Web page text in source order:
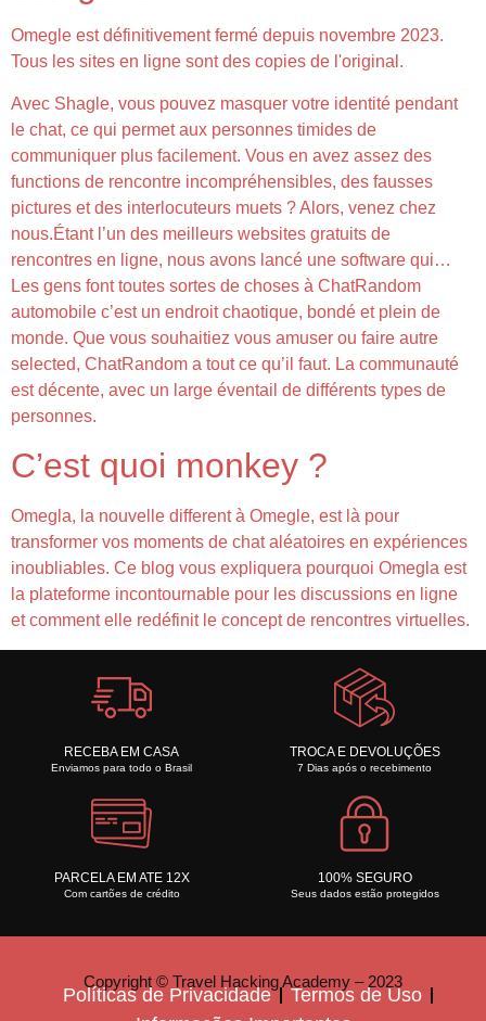
Omegle est définitivement fermé depuis novembre 2023.
Tous les sites en ligne sont des copies de l'original.
Avec Shagle, vous pouvez masquer votre identité pendant
le chat, ce qui permet aux personnes timides de
communiquer plus facilement. Vous en avez assez des
functions de rencontre incompréhensibles, des fausses
pictures et des interlocuteurs muets ? Alors, venez chez
nous.Étant l’un des meilleurs websites gratuits de
rencontres en ligne, nous avons lancé une software qui…
Les gens font toutes sortes de choses à ChatRandom
automobile c’est un endroit chaotique, bondé et plein de
monde. Que vous souhaitiez vous amuser ou faire autre
selected, ChatRandom a tout ce qu’il faut. La communauté
est décente, avec un large éventail de différents types de
personnes.
C’est quoi monkey ?
Omegla, la nouvelle different à Omegle, est là pour
transformer vos moments de chat aléatoires en expériences
inoubliables. Ce blog vous expliquera pourquoi Omegla est
la plateforme incontournable pour les discussions en ligne
et comment elle redéfinit le concept de rencontres virtuelles.
RECEBA EM CASA
Enviamos para todo o Brasil
TROCA E DEVOLUÇÕES
7 Dias após o recebimento
PARCELA EM ATE 12X
Com cartões de crédito
100% SEGURO
Seus dados estão protegidos
Copyright © Travel Hacking Academy – 2023
Políticas de Privacidade
Termos de Uso